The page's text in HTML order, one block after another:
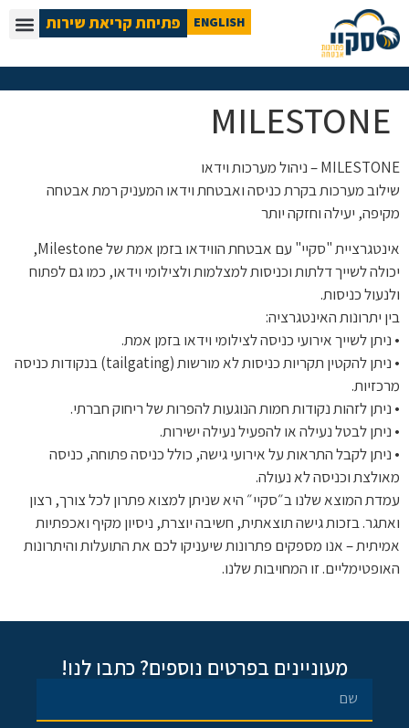
פתיחת קריאת שירות ENGLISH
MILESTONE
MILESTONE – ניהול מערכות וידאו
שילוב מערכות בקרת כניסה ואבטחת וידאו המעניק רמת אבטחה
מקיפה, יעילה וחזקה יותר
אינטגרציית "סקיי" עם אבטחת הווידאו בזמן אמת של Milestone,
יכולה לשייך דלתות וכניסות למצלמות ולצילומי וידאו, כמו גם לפתוח
ולנעול כניסות.
בין יתרונות האינטגרציה:
• ניתן לשייך אירועי כניסה לצילומי וידאו בזמן אמת.
• ניתן להקטין תקריות כניסות לא מורשות (tailgating) בנקודות כניסה
מרכזיות.
• ניתן לזהות נקודות חמות הנוגעות להפרות של ריחוק חברתי.
• ניתן לבטל נעילה או להפעיל נעילה ישירות.
• ניתן לקבל התראות על אירועי גישה, כולל כניסה פתוחה, כניסה
מאולצת וכניסה לא נעולה.
עמדת המוצא שלנו ב״סקיי״ היא שניתן למצוא פתרון לכל צורך, רצון
ואתגר. בזכות גישה תוצאתית, חשיבה יוצרת, ניסיון מקיף ואכפתיות
אמיתית – אנו מספקים פתרונות שיעניקו לכם את התועלות והיתרונות
האופטימליים. זו המחויבות שלנו.
מעוניינים בפרטים נוספים? כתבו לנו!